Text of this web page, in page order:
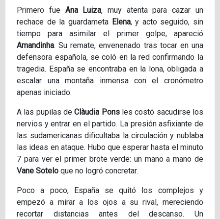
Primero fue Ana Luiza, muy atenta para cazar un
rechace de la guardameta Elena, y acto seguido, sin
tiempo para asimilar el primer golpe, apareció
Amandinha. Su remate, envenenado tras tocar en una
defensora española, se coló en la red confirmando la
tragedia. España se encontraba en la lona, obligada a
escalar una montaña inmensa con el cronómetro
apenas iniciado.
A las pupilas deClàudia Ponsles costó sacudirse los
nervios y entrar en el partido. La presión asfixiante de
las sudamericanas dificultaba la circulación y nublaba
las ideas en ataque. Hubo que esperar hasta el minuto
7 para ver el primer brote verde: un mano a mano de
Vane Sotelo que no logró concretar.
Poco a poco, España se quitó los complejos y
empezó a mirar a los ojos a su rival, mereciendo
recortar distancias antes del descanso. Un